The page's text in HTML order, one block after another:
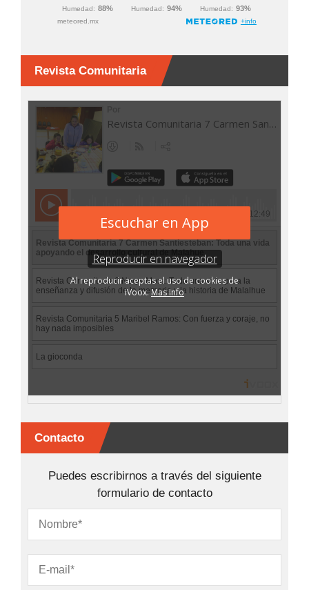
Revista Comunitaria
Contacto
Puedes escribirnos a través del siguiente
formulario de contacto